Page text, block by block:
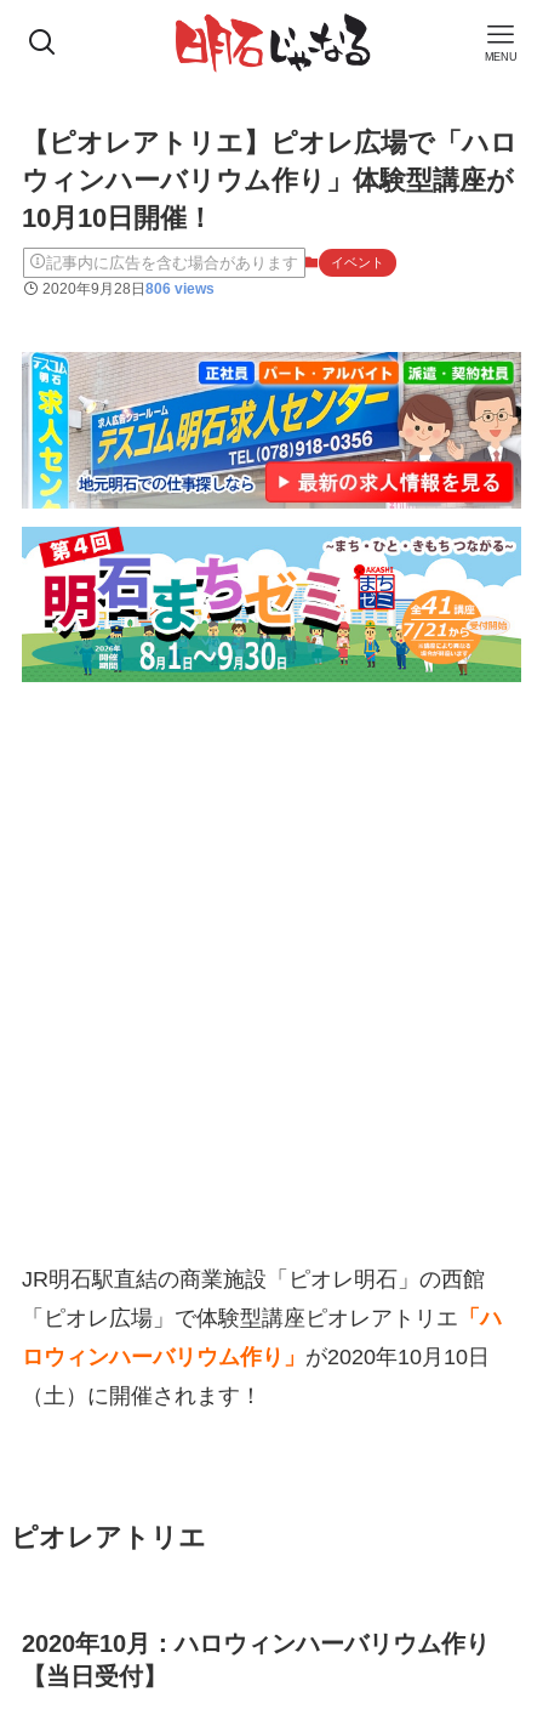
MENU
【ピオレアトリエ】ピオレ広場で「ハロ
ウィンハーバリウム作り」体験型講座が
10月10日開催！
記事内に広告を含む場合があります イベント
2020年9月28日806 views
JR明石駅直結の商業施設「ピオレ明石」の西館
「ピオレ広場」で体験型講座ピオレアトリエ 「ハ
ロウィンハーバリウム作り」 が2020年10月10日
（土）に開催されます！
ピオレアトリエ
2020年10月：ハロウィンハーバリウム作り
【当日受付】